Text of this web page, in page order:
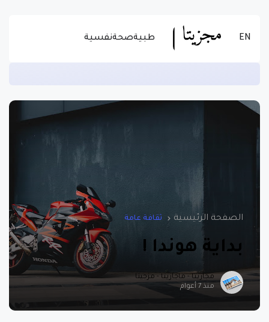
EN طبيةصحةنفسية
الصفحة الرئيسية ثقافة عامة
بداية هوندا !
مجازيتا - ماجازيتا - مزجيتا
منذ 7 أعوام